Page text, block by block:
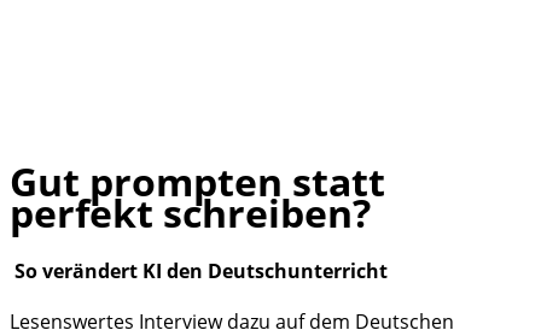
Skip
to
content
Gut prompten statt
perfekt schreiben?
So verändert KI den Deutschunterricht
Lesenswertes Interview dazu auf dem Deutschen